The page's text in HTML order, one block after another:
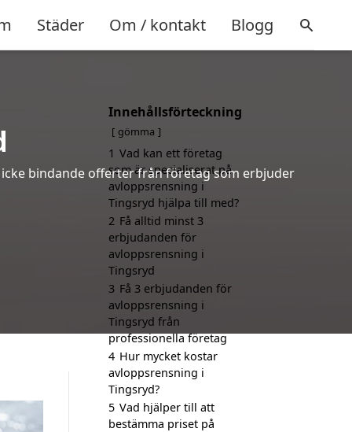
Städer Om / kontakt Blogg
bindande offerter från företag som erbjuder
Innehållsförteckning
gömma
1 Vad kan ett företag
som är specialiserat på
avloppsrensning i
Tingsryd hjälpa till med?
2 Få alltid minst 3
erbjudanden för
avloppsrensning i
Tingsryd
3 Få 3 erbjudanden för
avloppsrensning i
Tingsryd från
professionella företag
4 Hur mycket kostar
avloppsrensning i
Tingsryd?
5 Vad hjälper till att
bestämma priset på